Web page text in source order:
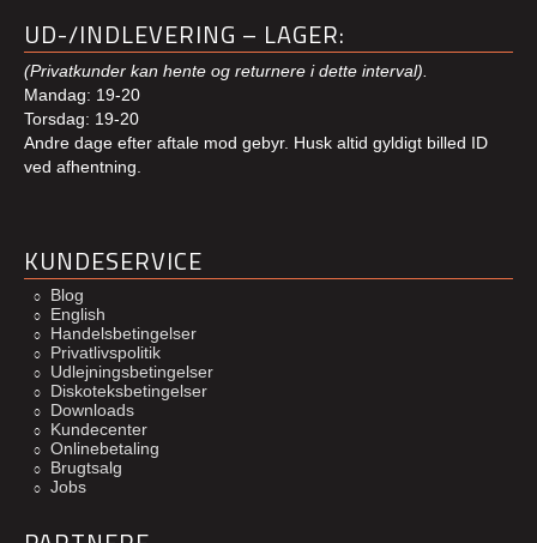
UD-/INDLEVERING – LAGER:
(Privatkunder kan hente og returnere i dette interval).
Mandag: 19-20
Torsdag: 19-20
Andre dage efter aftale mod gebyr. Husk altid gyldigt billed ID
ved afhentning.
KUNDESERVICE
Blog
English
Handelsbetingelser
Privatlivspolitik
Udlejningsbetingelser
Diskoteksbetingelser
Downloads
Kundecenter
Onlinebetaling
Brugtsalg
Jobs